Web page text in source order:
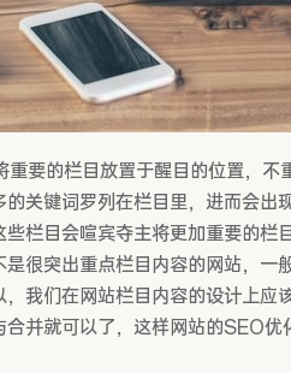
的栏目放置于醒目的位置，不
的关键词罗列在栏目里，进而会
些栏目会喧宾夺主将更加重要的栏
是很突出重点栏目内容的网站，
，我们在网站栏目内容的设计上应
合并就可以了，这样网站的SEO优